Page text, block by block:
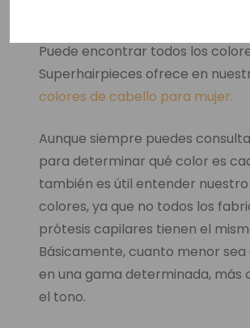
Puede encontrar todos los
Superhairpieces ofrece en
colores de cabello para mujer.
Aunque siempre puedes
para determinar qué color es
también es útil entender
colores, ya que no todos los
prótesis capilares tienen el
Básicamente, cuanto menor sea
en una gama determinada, más
el tono.